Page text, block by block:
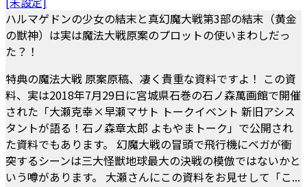
ハルマゲドンの少女の結末と真幻魔大戦第3部の結末（黄金
の獣神）は実は魔法大戦原案のプロットの使いまわしだっ
た？！
特典の魔法大戦 原案原稿、凄く貴重な資料ですよ！ この資
料、実は2018年7月29日に宮城県石巻の石ノ森萬画館で開催
された「大瀬克幸×早瀬マサト トークイベント 新旧アシス
タントが語る！石ノ森章太郎 よもやまトーク」で公開され
た資料でもあります。 幻魔大戦の冒頭で飛行機にベガが衝
突するシーンは三大怪獣地球最大の決戦の模倣ではないかと
いう噂があります。 大瀬さんにこの資料をお見せして「こ...